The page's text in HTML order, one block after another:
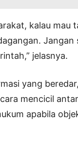
kalau mau
jelasnya.
yang
mencicil
apabila